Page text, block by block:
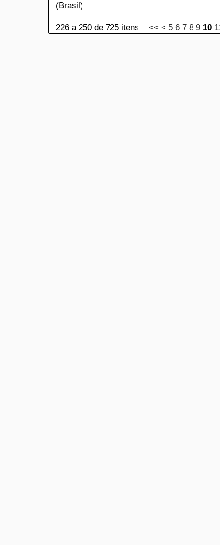
(Brasil)
226 a 250 de 725 itens << < 5 6 7 8 9 10